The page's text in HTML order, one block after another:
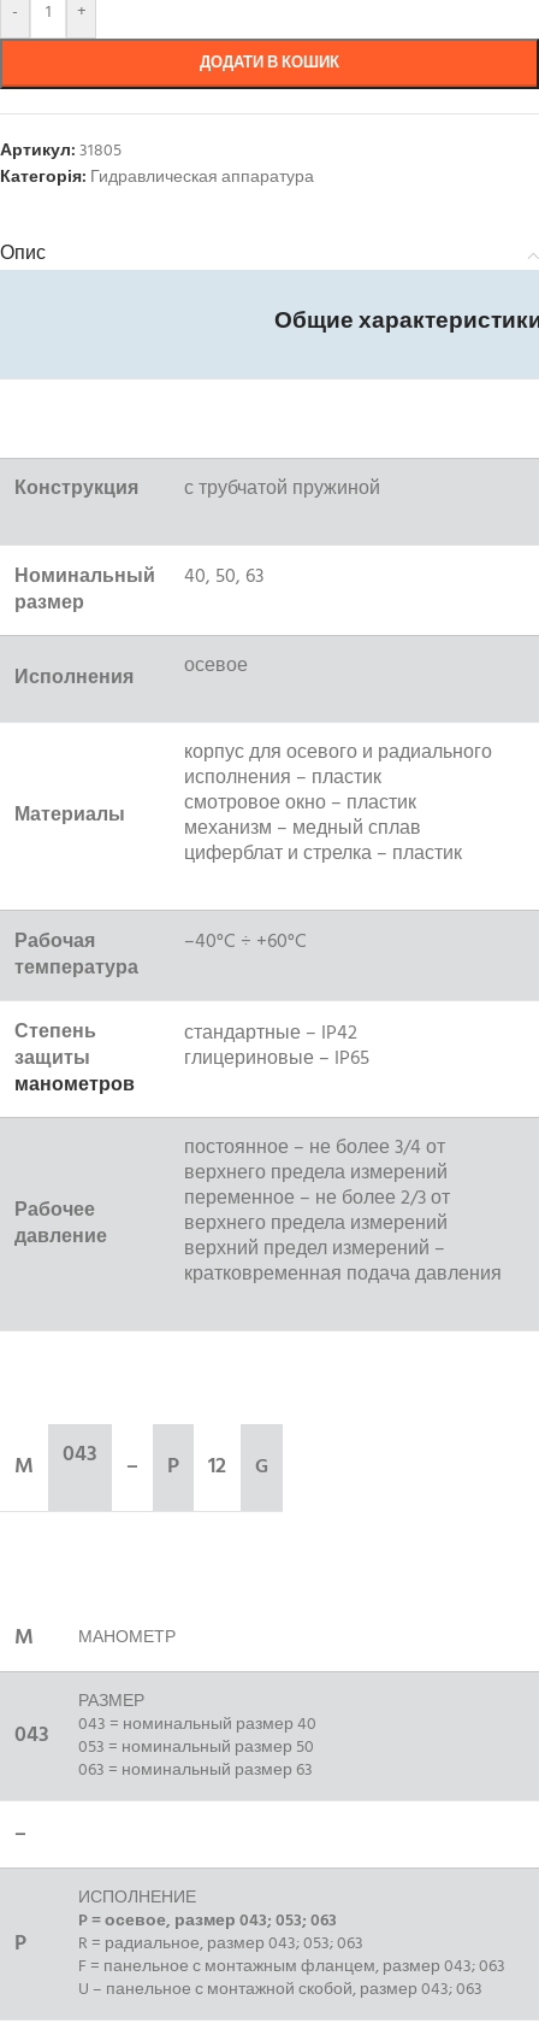
- +
ДОДАТИ В КОШИК
Артикул:31805
Категорія: Гидравлическая аппаратура
Опис
Общие
Конструкция с трубчатой пружиной
Номинальный
размер
40, 50, 63
Исполнения осевое
Материалы
корпус для осевого и радиального
исполнения – пластик
смотровое окно – пластик
механизм – медный сплав
циферблат и стрелка – пластик
Рабочая
температура
–40°C ÷ +60°C
Степень
защиты
манометров
стандартные – IP42
глицериновые – IP65
Рабочее
давление
постоянное – не более 3/4 от
верхнего предела измерений
переменное – не более 2/3 от
верхнего предела измерений
верхний предел измерений –
кратковременная подача давления
M 043 – P 12 G
M МАНОМЕТР
043
РАЗМЕР
043 = номинальный размер 40
053 = номинальный размер 50
063 = номинальный размер 63
–
P
ИСПОЛНЕНИЕ
P = осевое, размер 043; 053; 063
R = радиальное, размер 043; 053; 063
F = панельное с монтажным фланцем, размер 043; 063
U – панельное с монтажной скобой, размер 043; 063